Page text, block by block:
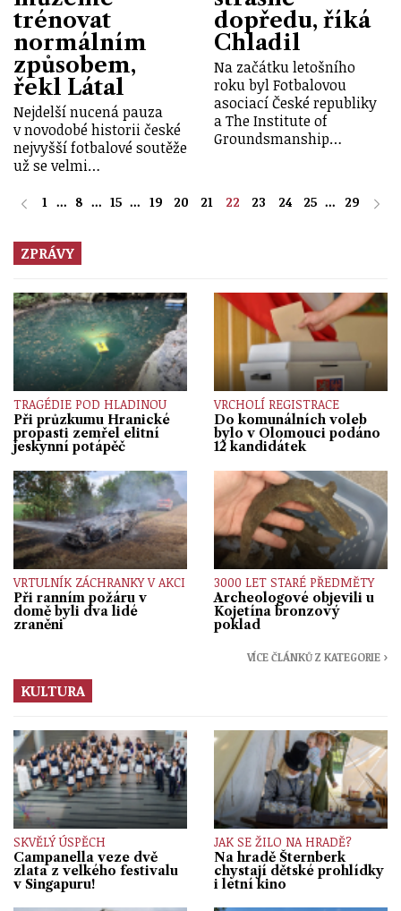
trénovat
normálním
způsobem,
řekl Látal
Nejdelší nucená pauza
v novodobé historii české
nejvyšší fotbalové soutěže
už se velmi…
dopředu, říká
Chladil
Na začátku letošního
roku byl Fotbalovou
asociací České republiky
a The Institute of
Groundsmanship…
1 ... 8 ... 15 ... 19 20 21 22 23 24 25 ... 29
ZPRÁVY
TRAGÉDIE POD HLADINOU
Při průzkumu Hranické
propasti zemřel elitní
jeskynní potápěč
VRCHOLÍ REGISTRACE
Do komunálních voleb
bylo v Olomouci podáno
12 kandidátek
VRTULNÍK ZÁCHRANKY V AKCI
Při ranním požáru v
domě byli dva lidé
zraněni
3000 LET STARÉ PŘEDMĚTY
Archeologové objevili u
Kojetína bronzový
poklad
VÍCE ČLÁNKŮ Z KATEGORIE ›
KULTURA
SKVĚLÝ ÚSPĚCH
Campanella veze dvě
zlata z velkého festivalu
v Singapuru!
JAK SE ŽILO NA HRADĚ?
Na hradě Šternberk
chystají dětské prohlídky
i letní kino